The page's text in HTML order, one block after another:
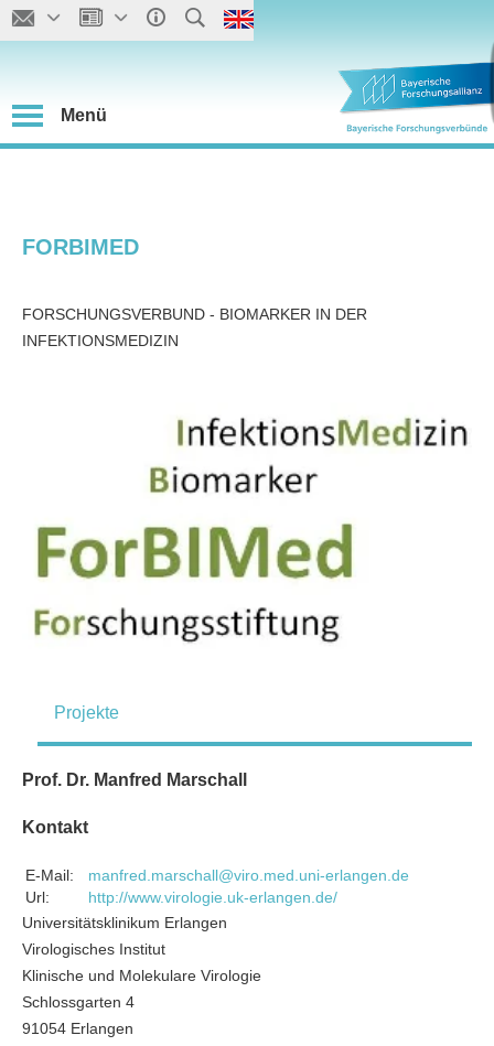
Menü
FORBIMED
FORSCHUNGSVERBUND - BIOMARKER IN DER
INFEKTIONSMEDIZIN
Projekte
Prof. Dr. Manfred Marschall
Kontakt
E-Mail:
manfred.marschall@viro.med.uni-erlangen.de
Url:
http://www.virologie.uk-erlangen.de/
Universitätsklinikum Erlangen
Virologisches Institut
Klinische und Molekulare Virologie
Schlossgarten 4
91054 Erlangen